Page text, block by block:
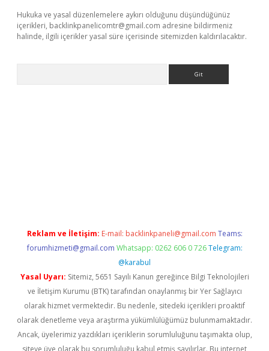
Hukuka ve yasal düzenlemelere aykırı olduğunu düşündüğünüz
içerikleri, backlinkpanelicomtr@gmail.com adresine bildirmeniz
halinde, ilgili içerikler yasal süre içerisinde sitemizden kaldırılacaktır.
Reklam ve İletişim: E-mail: backlinkpaneli@gmail.com Teams:
forumhizmeti@gmail.com Whatsapp: 0262 606 0 726 Telegram:
@karabul
Yasal Uyarı: Sitemiz, 5651 Sayılı Kanun gereğince Bilgi Teknolojileri
ve İletişim Kurumu (BTK) tarafından onaylanmış bir Yer Sağlayıcı
olarak hizmet vermektedir. Bu nedenle, sitedeki içerikleri proaktif
olarak denetleme veya araştırma yükümlülüğümüz bulunmamaktadır.
Ancak, üyelerimiz yazdıkları içeriklerin sorumluluğunu taşımakta olup,
siteye üye olarak bu sorumluluğu kabul etmiş sayılırlar. Bu internet